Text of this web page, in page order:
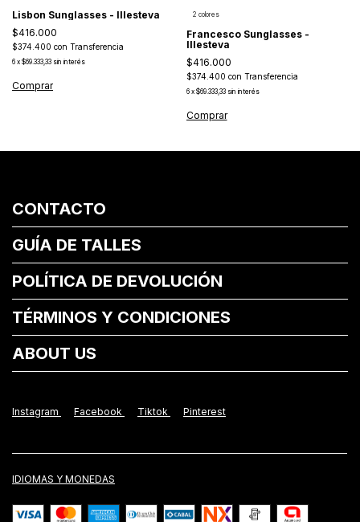
Lisbon Sunglasses - Illesteva
$416.000
$374.400 con Transferencia
6 x $69.333,33 sin interés
2 colores
Francesco Sunglasses -
Illesteva
$416.000
$374.400 con Transferencia
6 x $69.333,33 sin interés
Comprar
CONTACTO
GUÍA DE TALLES
POLÍTICA DE DEVOLUCIÓN
TÉRMINOS Y CONDICIONES
ABOUT US
Instagram Facebook Tiktok Pinterest
IDIOMAS Y MONEDAS